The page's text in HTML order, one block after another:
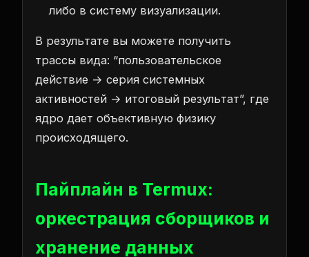
либо в систему визуализации.
В результате вы можете получить
трассы вида: “пользовательское
действие → серия системных
активностей → итоговый результат”, где
ядро дает объективную физику
происходящего.
Пайплайн в Termux:
оркестрация сборщиков и
хранение данных